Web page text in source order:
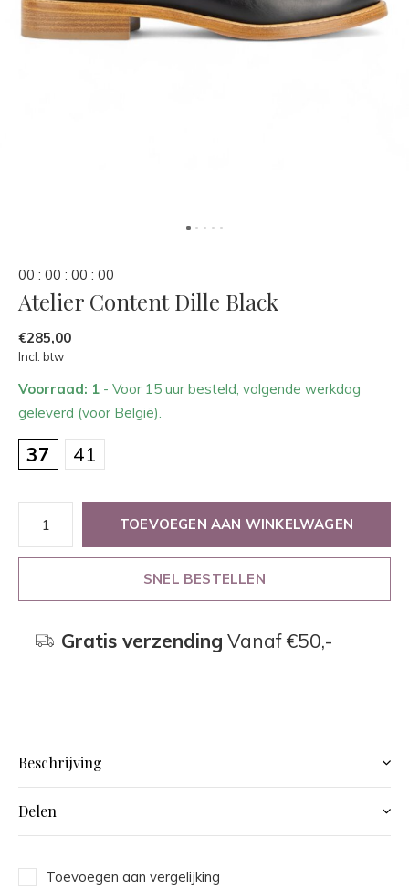
00 : 00 : 00 : 00
Atelier Content Dille Black
€285,00
Incl. btw
Voorraad: 1 - Voor 15 uur besteld, volgende werkdag
geleverd (voor België).
37 41
TOEVOEGEN AAN WINKELWAGEN
SNEL BESTELLEN
Gratis verzending Vanaf €50,-
Beschrijving
Delen
Toevoegen aan vergelijking